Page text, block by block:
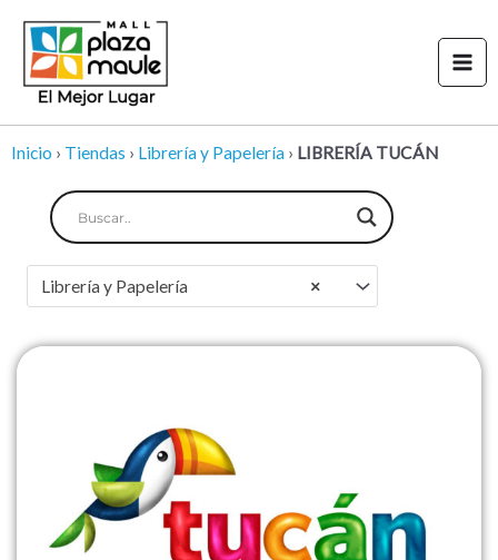
contenido
Inicio › Tiendas › Librería y Papelería › LIBRERÍA TUCÁN
×
Librería y Papelería